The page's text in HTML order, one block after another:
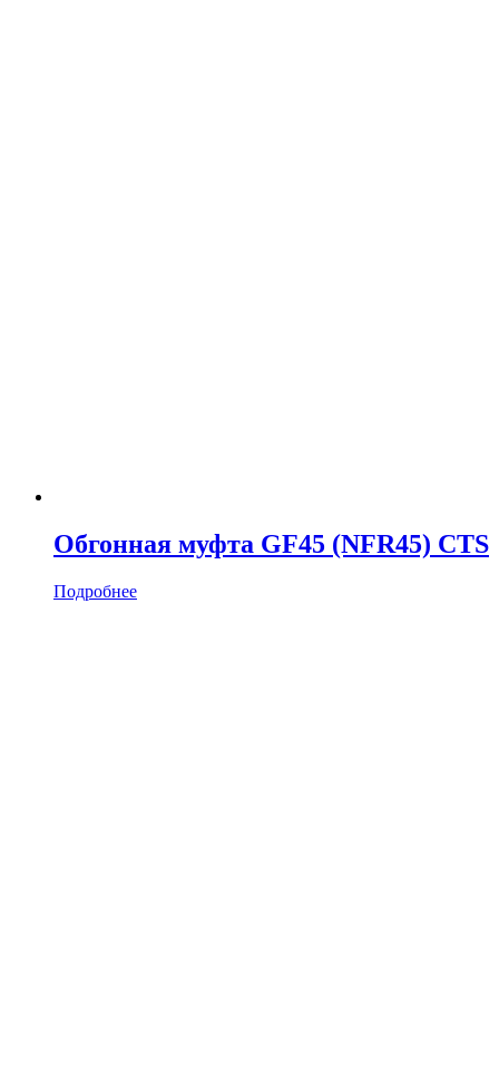
Обгонная муфта GF45 (NFR45) CTS
Подробнее